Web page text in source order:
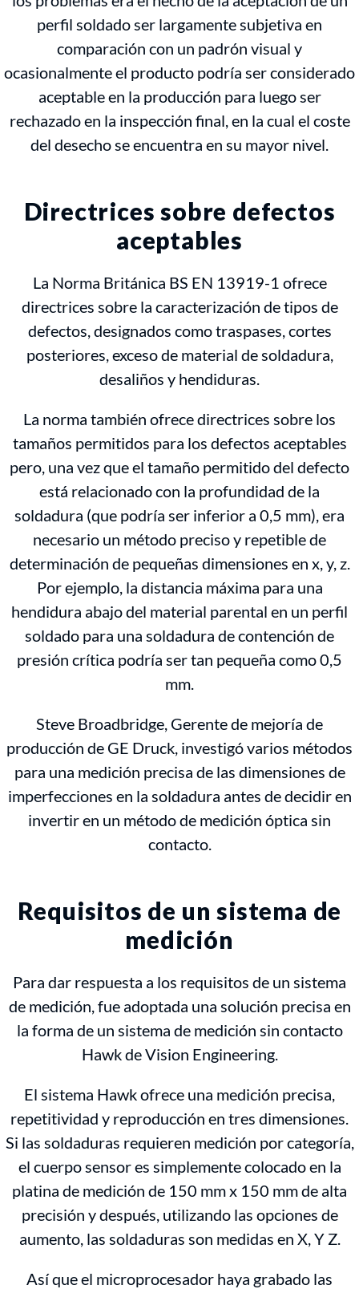
perfil soldado ser largamente subjetiva en
comparación con un padrón visual y
ocasionalmente el producto podría ser considerado
aceptable en la producción para luego ser
rechazado en la inspección final, en la cual el coste
del desecho se encuentra en su mayor nivel.
Directrices sobre defectos
aceptables
La Norma Británica BS EN 13919-1 ofrece
directrices sobre la caracterización de tipos de
defectos, designados como traspases, cortes
posteriores, exceso de material de soldadura,
desaliños y hendiduras.
La norma también ofrece directrices sobre los
tamaños permitidos para los defectos aceptables
pero, una vez que el tamaño permitido del defecto
está relacionado con la profundidad de la
soldadura (que podría ser inferior a 0,5 mm), era
necesario un método preciso y repetible de
determinación de pequeñas dimensiones en x, y, z.
Por ejemplo, la distancia máxima para una
hendidura abajo del material parental en un perfil
soldado para una soldadura de contención de
presión crítica podría ser tan pequeña como 0,5
mm.
Steve Broadbridge, Gerente de mejoría de
producción de GE Druck, investigó varios métodos
para una medición precisa de las dimensiones de
imperfecciones en la soldadura antes de decidir en
invertir en un método de medición óptica sin
contacto.
Requisitos de un sistema de
medición
Para dar respuesta a los requisitos de un sistema
de medición, fue adoptada una solución precisa en
la forma de un sistema de medición sin contacto
Hawk de Vision Engineering.
El sistema Hawk ofrece una medición precisa,
repetitividad y reproducción en tres dimensiones.
Si las soldaduras requieren medición por categoría,
el cuerpo sensor es simplemente colocado en la
platina de medición de 150 mm x 150 mm de alta
precisión y después, utilizando las opciones de
aumento, las soldaduras son medidas en X, Y Z.
Así que el microprocesador haya grabado las